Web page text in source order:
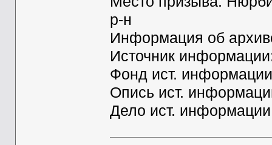
р-н
Информация об
Источник
Фонд ист.
Опись ист.
Дело ист.